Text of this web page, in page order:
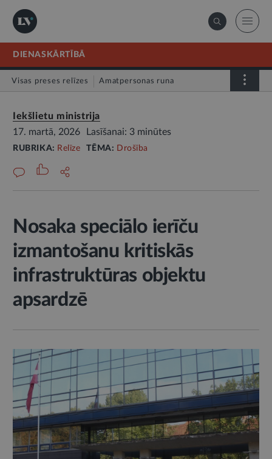
DIENASKĀRTĪBĀ
Visas preses relīzes Amatpersonas runa
Iekšlietu ministrija
17. martā, 2026
Lasīšanai: 3 minūtes
RUBRIKA: Relīze TĒMA: Drošība
Nosaka speciālo ierīču
izmantošanu kritiskās
infrastruktūras objektu
apsardzē